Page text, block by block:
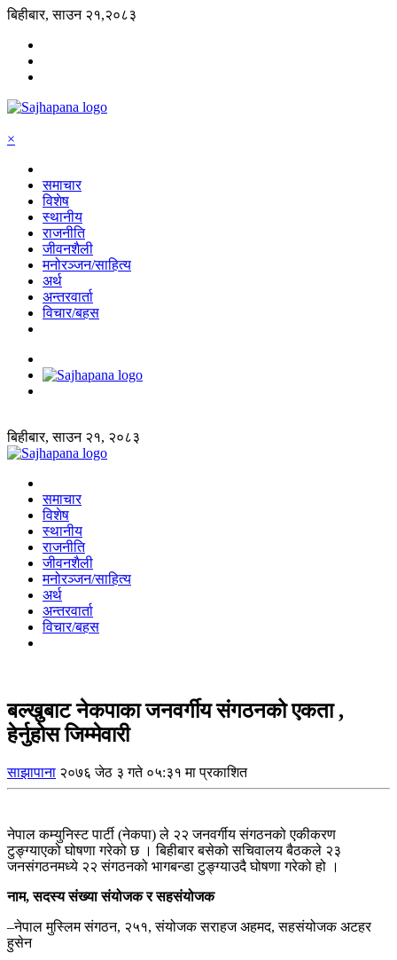
बिहीबार, साउन २१,२०८३
×
समाचार
विशेष
स्थानीय
राजनीति
जीवनशैली
मनोरञ्जन/साहित्य
अर्थ
अन्तरवार्ता
विचार/बहस
बिहीबार, साउन २१, २०८३
समाचार
विशेष
स्थानीय
राजनीति
जीवनशैली
मनोरञ्जन/साहित्य
अर्थ
अन्तरवार्ता
विचार/बहस
बल्खुबाट नेकपाका जनवर्गीय संगठनको एकता ,
हेर्नुहोस जिम्मेवारी
साझापाना २०७६ जेठ ३ गते ०५:३१ मा प्रकाशित
नेपाल कम्युनिस्ट पार्टी (नेकपा) ले २२ जनवर्गीय संगठनको एकीकरण
टुङ्ग्याएको घोषणा गरेको छ । बिहीबार बसेको सचिवालय बैठकले २३
जनसंगठनमध्ये २२ संगठनको भागबन्डा टुङ्ग्याउदै घोषणा गरेको हो ।
नाम, सदस्य संख्या संयोजक र सहसंयोजक
–नेपाल मुस्लिम संगठन, २५१, संयोजक सराहज अहमद, सहसंयोजक अटहर
हुसेन